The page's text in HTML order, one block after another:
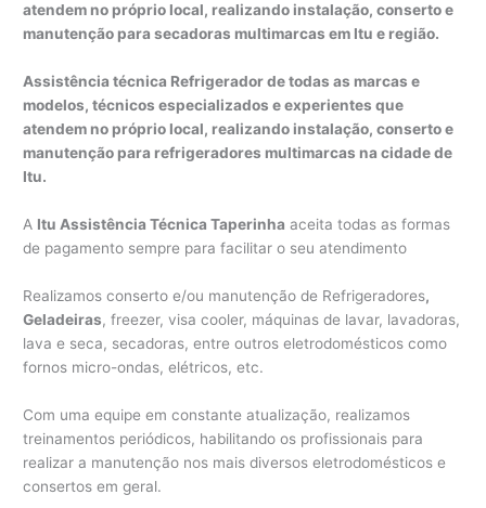
atendem no próprio local, realizando instalação, conserto e
manutenção para secadoras multimarcas em Itu e região.
Assistência técnica Refrigerador de todas as marcas e
modelos, técnicos especializados e experientes que
atendem no próprio local, realizando instalação, conserto e
manutenção para refrigeradores multimarcas na cidade de
Itu.
A Itu Assistência Técnica Taperinha aceita todas as formas
de pagamento sempre para facilitar o seu atendimento
Realizamos conserto e/ou manutenção de Refrigeradores,
Geladeiras, freezer, visa cooler, máquinas de lavar, lavadoras,
lava e seca, secadoras, entre outros eletrodomésticos como
fornos micro-ondas, elétricos, etc.
Com uma equipe em constante atualização, realizamos
treinamentos periódicos, habilitando os profissionais para
realizar a manutenção nos mais diversos eletrodomésticos e
consertos em geral.